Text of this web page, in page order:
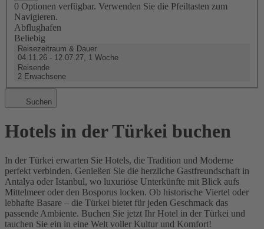
0 Optionen verfügbar. Verwenden Sie die Pfeiltasten zum
Navigieren.
Abflughafen
Beliebig
Reisezeitraum & Dauer
04.11.26 - 12.07.27, 1 Woche
Reisende
2 Erwachsene
Suchen
Hotels in der Türkei buchen
In der Türkei erwarten Sie Hotels, die Tradition und Moderne
perfekt verbinden. Genießen Sie die herzliche Gastfreundschaft in
Antalya oder Istanbul, wo luxuriöse Unterkünfte mit Blick aufs
Mittelmeer oder den Bosporus locken. Ob historische Viertel oder
lebhafte Basare – die Türkei bietet für jeden Geschmack das
passende Ambiente. Buchen Sie jetzt Ihr Hotel in der Türkei und
tauchen Sie ein in eine Welt voller Kultur und Komfort!